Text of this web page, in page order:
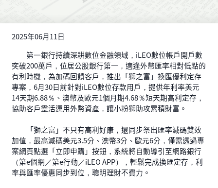
2025年06月11日
第一銀行持續深耕數位金融領域，iLEO數位帳戶開戶數
突破200萬戶，位居公股銀行第一，適逢外幣匯率相對低點的
有利時機，為加碼回饋客戶，推出「獅之富」換匯優利定存
專案，6月30日前針對iLEO數位存款用戶，提供年利率美元
14天期6.88％、澳幣及歐元1個月期4.68％短天期高利定存，
協助客戶靈活運用外幣資產，讓小粉獅助攻累積財富。
「獅之富」不只有高利好康，還同步祭出匯率減碼雙效
加值，最高減碼美元3.5分、澳幣3分、歐元6分，僅需透過專
案網頁點選「立即申購」按鈕，系統將自動導引至網路銀行
（第e個網／第e行動／iLEO APP），輕鬆完成換匯定存，利
率與匯率優惠同步到位，聰明理財不費力。